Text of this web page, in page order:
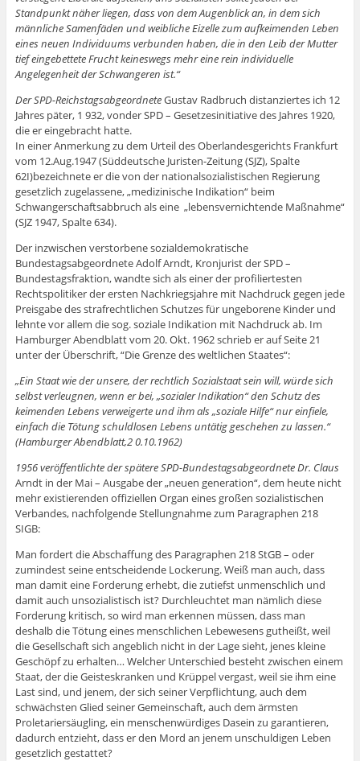
Standpunkt näher liegen, dass von dem Augenblick an, in dem sich
männliche Samenfäden und weibliche Eizelle zum aufkeimenden Leben
eines neuen Individuums verbunden haben, die in den Leib der Mutter
tief eingebettete Frucht keineswegs mehr eine rein individuelle
Angelegenheit der Schwangeren ist.“
Der SPD-ReichstagsabgeordneteGustav Radbruch distanziertes ich 12
Jahres päter, 1 932, vonder SPD – Gesetzesinitiative des Jahres 1920,
die er eingebracht hatte.
In einer Anmerkung zu dem Urteil des Oberlandesgerichts Frankfurt
vom 12.Aug.1947 (Süddeutsche Juristen-Zeitung (SJZ), Spalte
62I)bezeichnete er die von der nationalsozialistischen Regierung
gesetzlich zugelassene, „medizinische Indikation“ beim
Schwangerschaftsabbruch als eine „lebensvernichtende Maßnahme“
(SJZ 1947, Spalte 634).
Der inzwischen verstorbene sozialdemokratische
Bundestagsabgeordnete Adolf Arndt, Kronjurist der SPD –
Bundestagsfraktion, wandte sich als einer der profiliertesten
Rechtspolitiker der ersten Nachkriegsjahre mit Nachdruck gegen jede
Preisgabe des strafrechtlichen Schutzes für ungeborene Kinder und
lehnte vor allem die sog. soziale Indikation mit Nachdruck ab. Im
Hamburger Abendblatt vom 20. Okt. 1962 schrieb er auf Seite 21
unter der Überschrift, “Die Grenze des weltlichen Staates“:
„Ein Staat wie der unsere, der rechtlich Sozialstaat sein will, würde sich
selbst verleugnen, wenn er bei, „sozialer Indikation“ den Schutz des
keimenden Lebens verweigerte und ihm als „soziale Hilfe“ nur einfiele,
einfach die Tötung schuldlosen Lebens untätig geschehen zu lassen.“
(Hamburger Abendblatt,2 0.10.1962)
1956 veröffentlichte der spätere SPD-Bundestagsabgeordnete Dr. Claus
Arndt in der Mai – Ausgabe der „neuen generation“, dem heute nicht
mehr existierenden offiziellen Organ eines großen sozialistischen
Verbandes, nachfolgende Stellungnahme zum Paragraphen 218
SIGB:
Man fordert die Abschaffung des Paragraphen 218 StGB – oder
zumindest seine entscheidende Lockerung. Weiß man auch, dass
man damit eine Forderung erhebt, die zutiefst unmenschlich und
damit auch unsozialistisch ist? Durchleuchtet man nämlich diese
Forderung kritisch, so wird man erkennen müssen, dass man
deshalb die Tötung eines menschlichen Lebewesens gutheißt, weil
die Gesellschaft sich angeblich nicht in der Lage sieht, jenes kleine
Geschöpf zu erhalten… Welcher Unterschied besteht zwischen einem
Staat, der die Geisteskranken und Krüppel vergast, weil sie ihm eine
Last sind, und jenem, der sich seiner Verpflichtung, auch dem
schwächsten Glied seiner Gemeinschaft, auch dem ärmsten
Proletariersäugling, ein menschenwürdiges Dasein zu garantieren,
dadurch entzieht, dass er den Mord an jenem unschuldigen Leben
gesetzlich gestattet?